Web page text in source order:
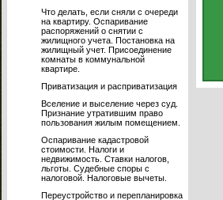
Что делать, если сняли с очереди
на квартиру. Оспаривание
распоряжений о снятии с
жилищного учета. Постановка на
жилищный учет. Присоединение
комнаты в коммунальной
квартире.
Приватизация и расприватизация
Вселение и выселение через суд.
Признание утратившим право
пользования жилым помещением.
Оспаривание кадастровой
стоимости. Налоги и
недвижимость. Ставки налогов,
льготы. Судебные споры с
налоговой. Налоговые вычеты.
Переустройство и перепланировка